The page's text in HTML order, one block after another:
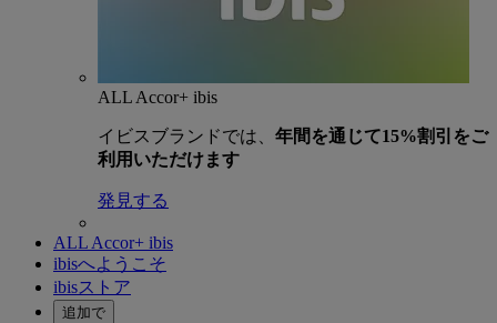
ALL Accor+ ibis
イビスブランドでは、 年間を通じて15%割引をご
利用いただけます
発見する
ALL Accor+ ibis
ibisへようこそ
ibisストア
追加で